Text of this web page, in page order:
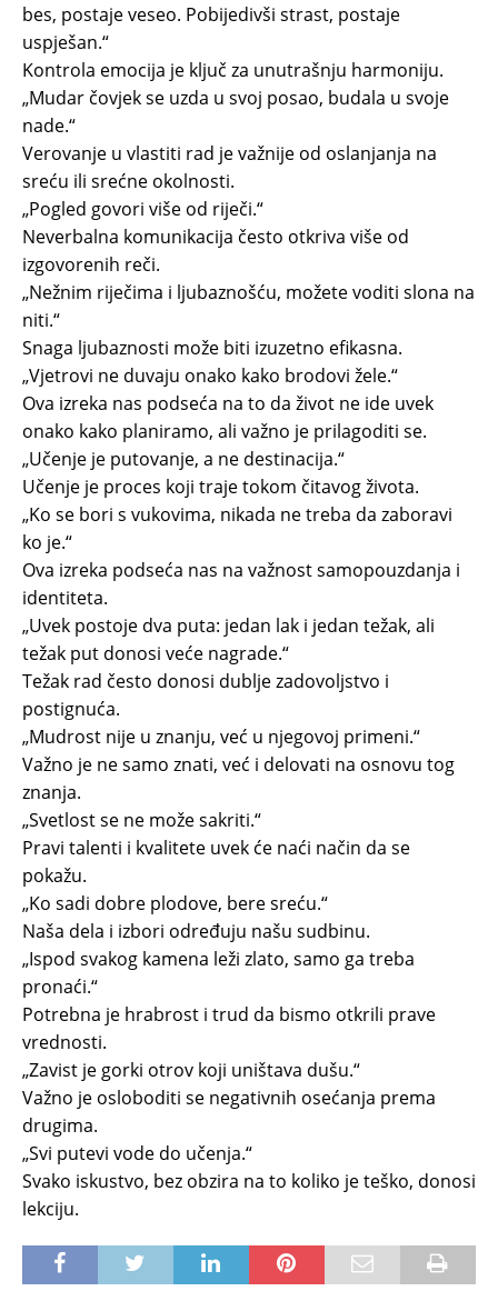
bes, postaje veseo. Pobijedivši strast, postaje
uspješan.“
Kontrola emocija je ključ za unutrašnju harmoniju.
„Mudar čovjek se uzda u svoj posao, budala u svoje
nade.“
Verovanje u vlastiti rad je važnije od oslanjanja na
sreću ili srećne okolnosti.
„Pogled govori više od riječi.“
Neverbalna komunikacija često otkriva više od
izgovorenih reči.
„Nežnim riječima i ljubaznošću, možete voditi slona na
niti.“
Snaga ljubaznosti može biti izuzetno efikasna.
„Vjetrovi ne duvaju onako kako brodovi žele.“
Ova izreka nas podseća na to da život ne ide uvek
onako kako planiramo, ali važno je prilagoditi se.
„Učenje je putovanje, a ne destinacija.“
Učenje je proces koji traje tokom čitavog života.
„Ko se bori s vukovima, nikada ne treba da zaboravi
ko je.“
Ova izreka podseća nas na važnost samopouzdanja i
identiteta.
„Uvek postoje dva puta: jedan lak i jedan težak, ali
težak put donosi veće nagrade.“
Težak rad često donosi dublje zadovoljstvo i
postignuća.
„Mudrost nije u znanju, već u njegovoj primeni.“
Važno je ne samo znati, već i delovati na osnovu tog
znanja.
„Svetlost se ne može sakriti.“
Pravi talenti i kvalitete uvek će naći način da se
pokažu.
„Ko sadi dobre plodove, bere sreću.“
Naša dela i izbori određuju našu sudbinu.
„Ispod svakog kamena leži zlato, samo ga treba
pronaći.“
Potrebna je hrabrost i trud da bismo otkrili prave
vrednosti.
„Zavist je gorki otrov koji uništava dušu.“
Važno je osloboditi se negativnih osećanja prema
drugima.
„Svi putevi vode do učenja.“
Svako iskustvo, bez obzira na to koliko je teško, donosi
lekciju.